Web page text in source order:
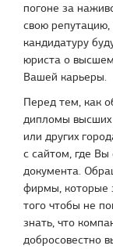
погоне за
свою
кандидатуру
юриста о
Вашей карьеры.
Перед тем, как
дипломы высших
или других
с сайтом, где Вы
документа.
фирмы, которые
того чтобы не
знать, что
добросовестно